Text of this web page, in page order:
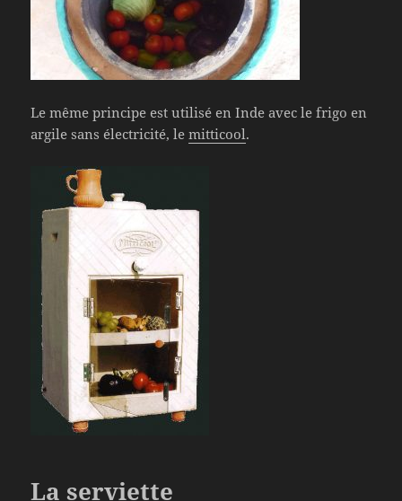
Le même principe est utilisé en Inde avec le frigo en
argile sans électricité, lemitticool.
La serviette